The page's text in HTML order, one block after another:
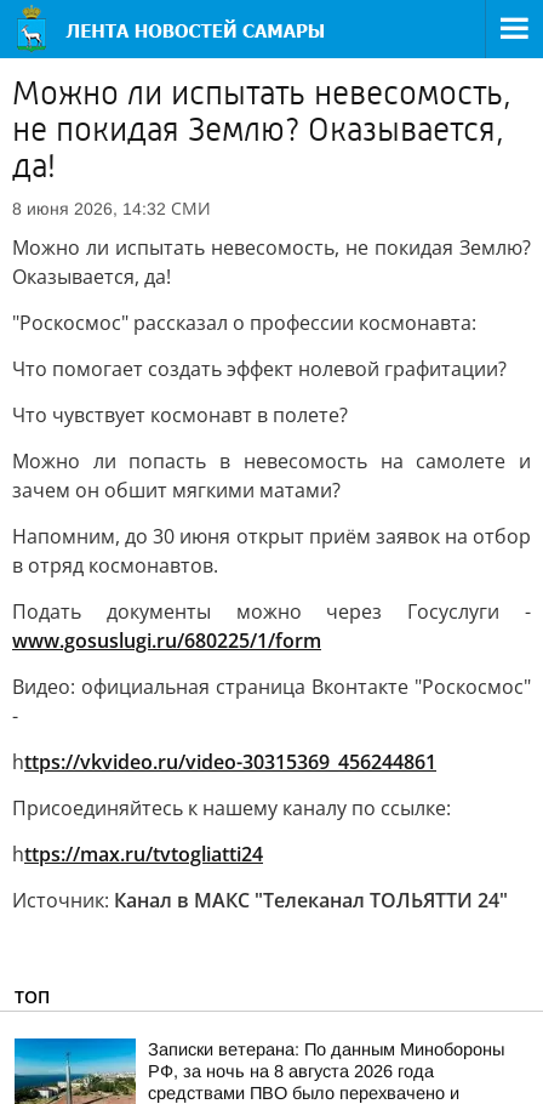
Можно ли испытать невесомость,
не покидая Землю? Оказывается,
да!
8 июня 2026, 14:32 СМИ
Можно ли испытать невесомость, не покидая Землю?
Оказывается, да!
"Роскосмос" рассказал о профессии космонавта:
Что помогает создать эффект нолевой графитации?
Что чувствует космонавт в полете?
Можно ли попасть в невесомость на самолете и
зачем он обшит мягкими матами?
Напомним, до 30 июня открыт приём заявок на отбор
в отряд космонавтов.
Подать документы можно через Госуслуги -
www.gosuslugi.ru/680225/1/form
Видео: официальная страница Вконтакте "Роскосмос"
-
https://vkvideo.ru/video-30315369_456244861
Присоединяйтесь к нашему каналу по ссылке:
https://max.ru/tvtogliatti24
Источник: Канал в МАКС "Телеканал ТОЛЬЯТТИ 24"
ТОП
Записки ветерана: По данным Минобороны
РФ, за ночь на 8 августа 2026 года
средствами ПВО было перехвачено и